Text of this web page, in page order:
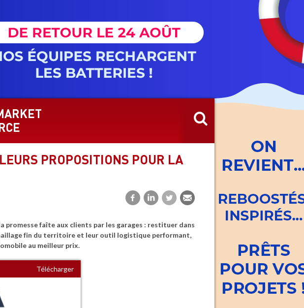
PROPOSITIONS POUR LA
faîte aux clients par les garages : restituer dans
fin du territoire et leur outil logistique performant,
au meilleur prix.
Télécharger